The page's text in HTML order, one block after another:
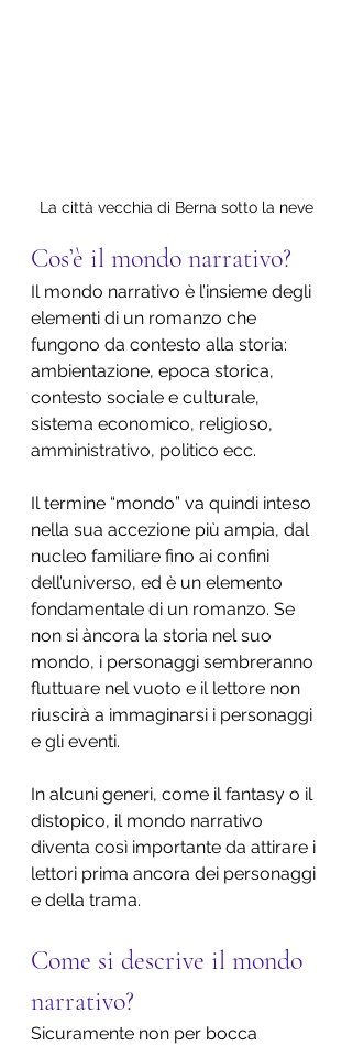
La città vecchia di Berna sotto la neve
Cos’è il mondo narrativo?
Il mondo narrativo è l’insieme degli
elementi di un romanzo che
fungono da contesto alla storia:
ambientazione, epoca storica,
contesto sociale e culturale,
sistema economico, religioso,
amministrativo, politico ecc.
Il termine “mondo” va quindi inteso
nella sua accezione più ampia, dal
nucleo familiare fino ai confini
dell’universo, ed è un elemento
fondamentale di un romanzo. Se
non si àncora la storia nel suo
mondo, i personaggi sembreranno
fluttuare nel vuoto e il lettore non
riuscirà a immaginarsi i personaggi
e gli eventi.
In alcuni generi, come il fantasy o il
distopico, il mondo narrativo
diventa così importante da attirare i
lettori prima ancora dei personaggi
e della trama.
Come si descrive il mondo
narrativo?
Sicuramente non per bocca